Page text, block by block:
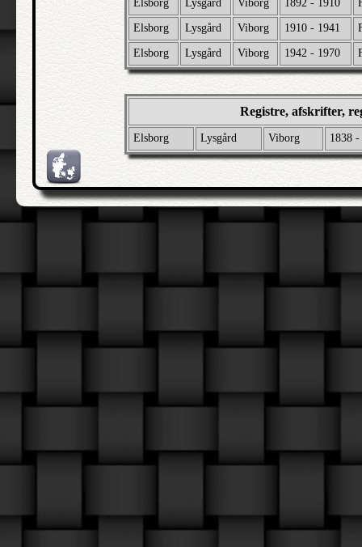
Elsborg Lysgård Viborg 1892 - 1910
Elsborg Lysgård Viborg 1910 - 1941
Elsborg Lysgård Viborg 1942 - 1970
Registre, afskrifter,
Elsborg Lysgård Viborg 1838 -